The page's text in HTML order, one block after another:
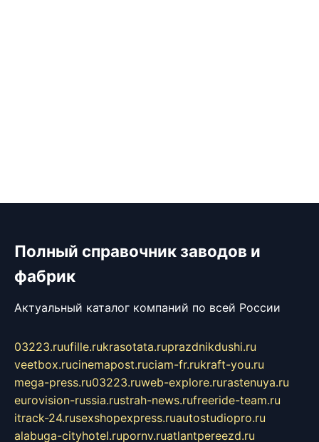
Полный справочник заводов и
фабрик
Актуальный каталог компаний по всей России
03223.ruufille.rukrasotata.ruprazdnikdushi.ru
veetbox.rucinemapost.ruciam-fr.rukraft-you.ru
mega-press.ru03223.ruweb-explore.rurastenuya.ru
eurovision-russia.rustrah-news.rufreeride-team.ru
itrack-24.rusexshopexpress.ruautostudiopro.ru
alabuga-cityhotel.rupornv.ruatlantpereezd.ru